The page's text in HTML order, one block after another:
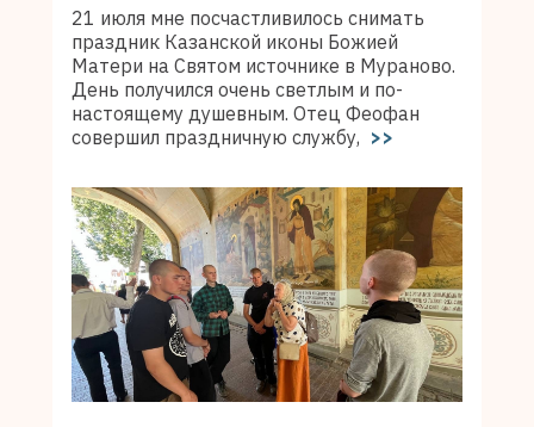
21 июля мне посчастливилось снимать
праздник Казанской иконы Божией
Матери на Святом источнике в Мураново.
День получился очень светлым и по-
настоящему душевным. Отец Феофан
совершил праздничную службу, >>